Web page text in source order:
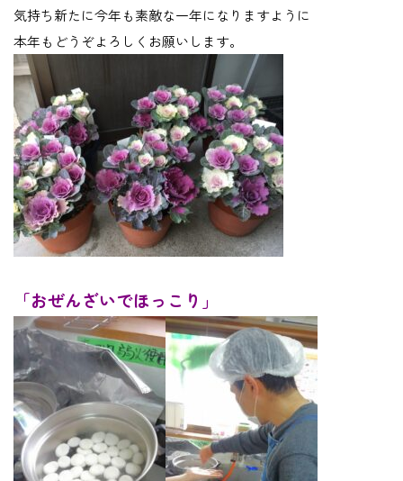
気持ち新たに今年も素敵な一年になりますように
本年もどうぞよろしくお願いします。
「おぜんざいでほっこり」